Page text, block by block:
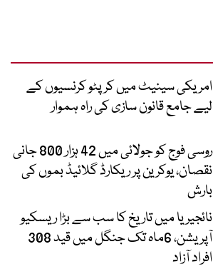
امریکی سینیٹ میں کرپٹو کرنسیوں کے
لیے جامع قانون سازی کی راہ ہموار
روسی فوج کو جولائی میں 42 ہزار 800 جانی
نقصان، یوکرین پر ریکارڈ گلائیڈ بموں کی
بارش
نائجیریا میں تاریخ کا سب سے بڑا ریسکیو
آپریشن، 6ماہ تک جنگل میں قید 308
افراد آزاد